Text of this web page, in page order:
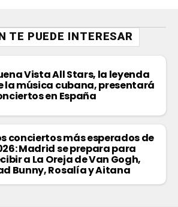
TE PUEDE INTERESAR
Vista All Stars, la leyenda
la música cubana, presentará
en España
conciertos más esperados de
Madrid se prepara para
a La Oreja de Van Gogh,
Bunny, Rosalía y Aitana